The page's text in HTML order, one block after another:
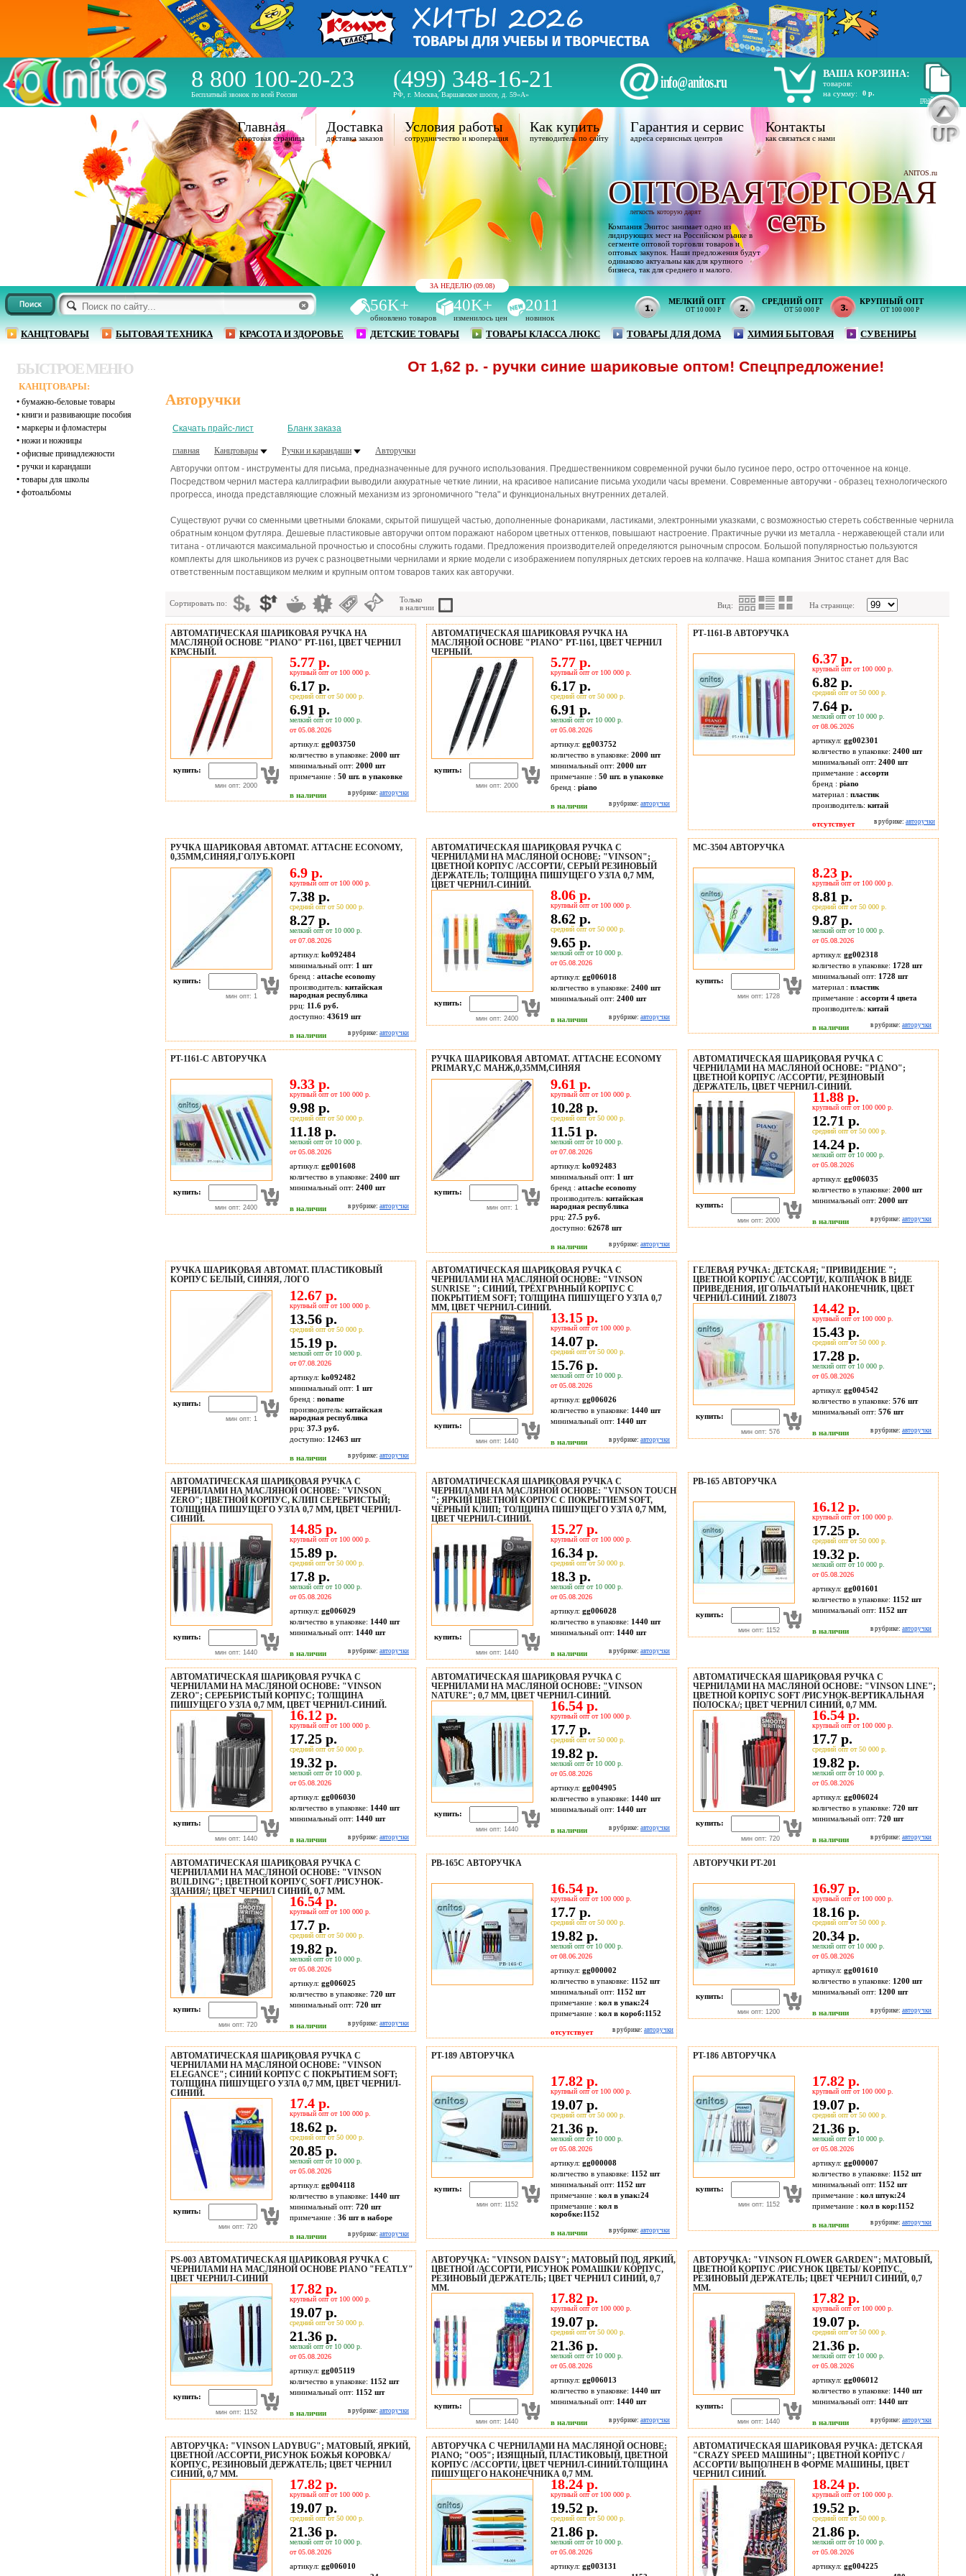
8 800 100-20-23
Бесплатный звонок по всей России
(499) 348-16-21
РФ, г. Москва, Варшавское шоссе, д. 59«А»
info@anitos.ru
ВАША КОРЗИНА:
товаров:
на сумму:
0 р.
прайс лист
ЗА НЕДЕЛЮ (09.08)
56K+
обновлено товаров
40K+
изменилось цен
2011
новинок
МЕЛКИЙ ОПТ
ОТ 10 000 Р
СРЕДНИЙ ОПТ
ОТ 50 000 Р
КРУПНЫЙ ОПТ
ОТ 100 000 Р
КАНЦТОВАРЫ БЫТОВАЯ ТЕХНИКА КРАСОТА И ЗДОРОВЬЕ ДЕТСКИЕ ТОВАРЫ ТОВАРЫ КЛАССА ЛЮКС ТОВАРЫ ДЛЯ ДОМА ХИМИЯ БЫТОВАЯ СУВЕНИРЫ
Главная
стартовая страница
Доставка
доставка заказов
Условия работы
сотрудничество и кооперация
Как купить
путеводитель по сайту
Гарантия и сервис
адреса сервисных центров
Контакты
как связаться с нами
ANITOS.ru
ОПТОВАЯТОРГОВАЯ
легкость которую дарят
Компания Энитос занимает одно из
лидирующих мест на Российском рынке в
сегменте оптовой торговли товаров и
оптовых закупок. Наши предложения будут
одинаково актуальны как для крупного
бизнеса, так для среднего и малого.
сеть
БЫСТРОЕ МЕНЮ
КАНЦТОВАРЫ:
• бумажно-беловые товары
• книги и развивающие пособия
• маркеры и фломастеры
• ножи и ножницы
• офисные принадлежности
• ручки и карандаши
• товары для школы
• фотоальбомы
От 1,62 р. - ручки синие шариковые оптом! Спецпредложение!
Авторучки
Скачать прайс-лист Бланк заказа
главная Канцтовары Ручки и карандаши
Авторучки
Авторучки оптом - инструменты для письма, предназначенные для ручного использования. Предшественником современной ручки было гусиное перо, остро отточенное на конце.
Посредством чернил мастера каллиграфии выводили аккуратные четкие линии, на красивое написание письма уходили часы времени. Современные авторучки - образец технологического
прогресса, иногда представляющие сложный механизм из эргономичного "тела" и функциональных внутренних деталей.
Существуют ручки со сменными цветными блоками, скрытой пишущей частью, дополненные фонариками, ластиками, электронными указками, с возможностью стереть собственные чернила
обратным концом футляра. Дешевые пластиковые авторучки оптом поражают набором цветных оттенков, повышают настроение. Практичные ручки из металла - нержавеющей стали или
титана - отличаются максимальной прочностью и способны служить годами. Предложения производителей определяются рыночным спросом. Большой популярностью пользуются
комплекты для школьников из ручек с разноцветными чернилами и яркие модели с изображением популярных детских героев на колпачке. Наша компания Энитос станет для Вас
ответственным поставщиком мелким и крупным оптом товаров таких как авторучки.
Сортировать по:
Только
в наличии
Вид: На странице:
АВТОМАТИЧЕСКАЯ ШАРИКОВАЯ РУЧКА НА
МАСЛЯНОЙ ОСНОВЕ "PIANO" PT-1161, ЦВЕТ ЧЕРНИЛ
КРАСНЫЙ.
купить:
мин опт: 2000
5.77 р.
крупный опт от 100 000 р.
6.17 р.
средний опт от 50 000 р.
6.91 р.
мелкий опт от 10 000 р.
от 05.08.2026
артикул: gg003750
количество в упаковке: 2000 шт
минимальный опт: 2000 шт
примечание : 50 шт. в упаковке
в наличии в рубрике: авторучки
АВТОМАТИЧЕСКАЯ ШАРИКОВАЯ РУЧКА НА
МАСЛЯНОЙ ОСНОВЕ "PIANO" PT-1161, ЦВЕТ ЧЕРНИЛ
ЧЕРНЫЙ.
купить:
мин опт: 2000
5.77 р.
крупный опт от 100 000 р.
6.17 р.
средний опт от 50 000 р.
6.91 р.
мелкий опт от 10 000 р.
от 05.08.2026
артикул: gg003752
количество в упаковке: 2000 шт
минимальный опт: 2000 шт
примечание : 50 шт. в упаковке
бренд : piano
в наличии в рубрике: авторучки
РТ-1161-В АВТОРУЧКА
6.37 р.
крупный опт от 100 000 р.
6.82 р.
средний опт от 50 000 р.
7.64 р.
мелкий опт от 10 000 р.
от 08.06.2026
артикул: gg002301
количество в упаковке: 2400 шт
минимальный опт: 2400 шт
примечание : ассорти
бренд : piano
материал : пластик
производитель: китай
отсутствует в рубрике: авторучки
РУЧКА ШАРИКОВАЯ АВТОМАТ. ATTACHE ECONOMY,
0,35ММ,СИНЯЯ,ГОЛУБ.КОРП
купить:
мин опт: 1
6.9 р.
крупный опт от 100 000 р.
7.38 р.
средний опт от 50 000 р.
8.27 р.
мелкий опт от 10 000 р.
от 07.08.2026
артикул: ko092484
минимальный опт: 1 шт
бренд : attache economy
производитель: китайская
народная республика
ррц: 11.6 руб.
доступно: 43619 шт
в наличии в рубрике: авторучки
АВТОМАТИЧЕСКАЯ ШАРИКОВАЯ РУЧКА С
ЧЕРНИЛАМИ НА МАСЛЯНОЙ ОСНОВЕ: "VINSON";
ЦВЕТНОЙ КОРПУС /АССОРТИ/, СЕРЫЙ РЕЗИНОВЫЙ
ДЕРЖАТЕЛЬ; ТОЛЩИНА ПИШУЩЕГО УЗЛА 0,7 MM,
ЦВЕТ ЧЕРНИЛ-СИНИЙ.
купить:
мин опт: 2400
8.06 р.
крупный опт от 100 000 р.
8.62 р.
средний опт от 50 000 р.
9.65 р.
мелкий опт от 10 000 р.
от 05.08.2026
артикул: gg006018
количество в упаковке: 2400 шт
минимальный опт: 2400 шт
в наличии в рубрике: авторучки
МС-3504 АВТОРУЧКА
купить:
мин опт: 1728
8.23 р.
крупный опт от 100 000 р.
8.81 р.
средний опт от 50 000 р.
9.87 р.
мелкий опт от 10 000 р.
от 05.08.2026
артикул: gg002318
количество в упаковке: 1728 шт
минимальный опт: 1728 шт
материал : пластик
примечание : ассорти 4 цвета
производитель: китай
в наличии в рубрике: авторучки
PT-1161-C АВТОРУЧКА
купить:
мин опт: 2400
9.33 р.
крупный опт от 100 000 р.
9.98 р.
средний опт от 50 000 р.
11.18 р.
мелкий опт от 10 000 р.
от 05.08.2026
артикул: gg001608
количество в упаковке: 2400 шт
минимальный опт: 2400 шт
в наличии в рубрике: авторучки
РУЧКА ШАРИКОВАЯ АВТОМАТ. ATTACHE ECONOMY
PRIMARY,С МАНЖ,0,35ММ,СИНЯЯ
купить:
мин опт: 1
9.61 р.
крупный опт от 100 000 р.
10.28 р.
средний опт от 50 000 р.
11.51 р.
мелкий опт от 10 000 р.
от 07.08.2026
артикул: ko092483
минимальный опт: 1 шт
бренд : attache economy
производитель: китайская
народная республика
ррц: 27.5 руб.
доступно: 62678 шт
в наличии в рубрике: авторучки
АВТОМАТИЧЕСКАЯ ШАРИКОВАЯ РУЧКА С
ЧЕРНИЛАМИ НА МАСЛЯНОЙ ОСНОВЕ: "PIANO";
ЦВЕТНОЙ КОРПУС /АССОРТИ/, РЕЗИНОВЫЙ
ДЕРЖАТЕЛЬ, ЦВЕТ ЧЕРНИЛ-СИНИЙ.
купить:
мин опт: 2000
11.88 р.
крупный опт от 100 000 р.
12.71 р.
средний опт от 50 000 р.
14.24 р.
мелкий опт от 10 000 р.
от 05.08.2026
артикул: gg006035
количество в упаковке: 2000 шт
минимальный опт: 2000 шт
в наличии в рубрике: авторучки
РУЧКА ШАРИКОВАЯ АВТОМАТ. ПЛАСТИКОВЫЙ
КОРПУС БЕЛЫЙ, СИНЯЯ, ЛОГО
купить:
мин опт: 1
12.67 р.
крупный опт от 100 000 р.
13.56 р.
средний опт от 50 000 р.
15.19 р.
мелкий опт от 10 000 р.
от 07.08.2026
артикул: ko092482
минимальный опт: 1 шт
бренд : noname
производитель: китайская
народная республика
ррц: 37.3 руб.
доступно: 12463 шт
в наличии в рубрике: авторучки
АВТОМАТИЧЕСКАЯ ШАРИКОВАЯ РУЧКА С
ЧЕРНИЛАМИ НА МАСЛЯНОЙ ОСНОВЕ: "VINSON
SUNRISE "; СИНИЙ, ТРЁХГРАННЫЙ КОРПУС С
ПОКРЫТИЕМ SOFT; ТОЛЩИНА ПИШУЩЕГО УЗЛА 0,7
MM, ЦВЕТ ЧЕРНИЛ-СИНИЙ.
купить:
мин опт: 1440
13.15 р.
крупный опт от 100 000 р.
14.07 р.
средний опт от 50 000 р.
15.76 р.
мелкий опт от 10 000 р.
от 05.08.2026
артикул: gg006026
количество в упаковке: 1440 шт
минимальный опт: 1440 шт
в наличии в рубрике: авторучки
ГЕЛЕВАЯ РУЧКА: ДЕТСКАЯ; "ПРИВИДЕНИЕ ";
ЦВЕТНОЙ КОРПУС /АССОРТИ/, КОЛПАЧОК В ВИДЕ
ПРИВЕДЕНИЯ, ИГОЛЬЧАТЫЙ НАКОНЕЧНИК, ЦВЕТ
ЧЕРНИЛ-СИНИЙ. Z18073
купить:
мин опт: 576
14.42 р.
крупный опт от 100 000 р.
15.43 р.
средний опт от 50 000 р.
17.28 р.
мелкий опт от 10 000 р.
от 05.08.2026
артикул: gg004542
количество в упаковке: 576 шт
минимальный опт: 576 шт
в наличии в рубрике: авторучки
АВТОМАТИЧЕСКАЯ ШАРИКОВАЯ РУЧКА С
ЧЕРНИЛАМИ НА МАСЛЯНОЙ ОСНОВЕ: "VINSON
ZERO"; ЦВЕТНОЙ КОРПУС, КЛИП СЕРЕБРИСТЫЙ;
ТОЛЩИНА ПИШУЩЕГО УЗЛА 0,7 MM, ЦВЕТ ЧЕРНИЛ-
СИНИЙ.
купить:
мин опт: 1440
14.85 р.
крупный опт от 100 000 р.
15.89 р.
средний опт от 50 000 р.
17.8 р.
мелкий опт от 10 000 р.
от 05.08.2026
артикул: gg006029
количество в упаковке: 1440 шт
минимальный опт: 1440 шт
в наличии в рубрике: авторучки
АВТОМАТИЧЕСКАЯ ШАРИКОВАЯ РУЧКА С
ЧЕРНИЛАМИ НА МАСЛЯНОЙ ОСНОВЕ: "VINSON TOUCH
"; ЯРКИЙ ЦВЕТНОЙ КОРПУС С ПОКРЫТИЕМ SOFT,
ЧЁРНЫЙ КЛИП; ТОЛЩИНА ПИШУЩЕГО УЗЛА 0,7 MM,
ЦВЕТ ЧЕРНИЛ-СИНИЙ.
купить:
мин опт: 1440
15.27 р.
крупный опт от 100 000 р.
16.34 р.
средний опт от 50 000 р.
18.3 р.
мелкий опт от 10 000 р.
от 05.08.2026
артикул: gg006028
количество в упаковке: 1440 шт
минимальный опт: 1440 шт
в наличии в рубрике: авторучки
PB-165 АВТОРУЧКА
купить:
мин опт: 1152
16.12 р.
крупный опт от 100 000 р.
17.25 р.
средний опт от 50 000 р.
19.32 р.
мелкий опт от 10 000 р.
от 05.08.2026
артикул: gg001601
количество в упаковке: 1152 шт
минимальный опт: 1152 шт
в наличии в рубрике: авторучки
АВТОМАТИЧЕСКАЯ ШАРИКОВАЯ РУЧКА С
ЧЕРНИЛАМИ НА МАСЛЯНОЙ ОСНОВЕ: "VINSON
ZERO"; СЕРЕБРИСТЫЙ КОРПУС; ТОЛЩИНА
ПИШУЩЕГО УЗЛА 0,7 MM, ЦВЕТ ЧЕРНИЛ-СИНИЙ.
купить:
мин опт: 1440
16.12 р.
крупный опт от 100 000 р.
17.25 р.
средний опт от 50 000 р.
19.32 р.
мелкий опт от 10 000 р.
от 05.08.2026
артикул: gg006030
количество в упаковке: 1440 шт
минимальный опт: 1440 шт
в наличии в рубрике: авторучки
АВТОМАТИЧЕСКАЯ ШАРИКОВАЯ РУЧКА С
ЧЕРНИЛАМИ НА МАСЛЯНОЙ ОСНОВЕ: "VINSON
NATURE"; 0,7 MM, ЦВЕТ ЧЕРНИЛ-СИНИЙ.
купить:
мин опт: 1440
16.54 р.
крупный опт от 100 000 р.
17.7 р.
средний опт от 50 000 р.
19.82 р.
мелкий опт от 10 000 р.
от 05.08.2026
артикул: gg004905
количество в упаковке: 1440 шт
минимальный опт: 1440 шт
в наличии в рубрике: авторучки
АВТОМАТИЧЕСКАЯ ШАРИКОВАЯ РУЧКА С
ЧЕРНИЛАМИ НА МАСЛЯНОЙ ОСНОВЕ: "VINSON LINE";
ЦВЕТНОЙ КОРПУС SOFT /РИСУНОК-ВЕРТИКАЛЬНАЯ
ПОЛОСКА/; ЦВЕТ ЧЕРНИЛ СИНИЙ, 0,7 MM.
купить:
мин опт: 720
16.54 р.
крупный опт от 100 000 р.
17.7 р.
средний опт от 50 000 р.
19.82 р.
мелкий опт от 10 000 р.
от 05.08.2026
артикул: gg006024
количество в упаковке: 720 шт
минимальный опт: 720 шт
в наличии в рубрике: авторучки
АВТОМАТИЧЕСКАЯ ШАРИКОВАЯ РУЧКА С
ЧЕРНИЛАМИ НА МАСЛЯНОЙ ОСНОВЕ: "VINSON
BUILDING"; ЦВЕТНОЙ КОРПУС SOFT /РИСУНОК-
ЗДАНИЯ/; ЦВЕТ ЧЕРНИЛ СИНИЙ, 0,7 MM.
купить:
мин опт: 720
16.54 р.
крупный опт от 100 000 р.
17.7 р.
средний опт от 50 000 р.
19.82 р.
мелкий опт от 10 000 р.
от 05.08.2026
артикул: gg006025
количество в упаковке: 720 шт
минимальный опт: 720 шт
в наличии в рубрике: авторучки
PB-165C АВТОРУЧКА
16.54 р.
крупный опт от 100 000 р.
17.7 р.
средний опт от 50 000 р.
19.82 р.
мелкий опт от 10 000 р.
от 08.06.2026
артикул: gg000002
количество в упаковке: 1152 шт
минимальный опт: 1152 шт
примечание : кол в упак:24
примечание : кол в короб:1152
отсутствует в рубрике: авторучки
АВТОРУЧКИ PT-201
купить:
мин опт: 1200
16.97 р.
крупный опт от 100 000 р.
18.16 р.
средний опт от 50 000 р.
20.34 р.
мелкий опт от 10 000 р.
от 05.08.2026
артикул: gg001610
количество в упаковке: 1200 шт
минимальный опт: 1200 шт
в наличии в рубрике: авторучки
АВТОМАТИЧЕСКАЯ ШАРИКОВАЯ РУЧКА С
ЧЕРНИЛАМИ НА МАСЛЯНОЙ ОСНОВЕ: "VINSON
ELEGANCE"; СИНИЙ КОРПУС С ПОКРЫТИЕМ SOFT;
ТОЛЩИНА ПИШУЩЕГО УЗЛА 0,7 MM, ЦВЕТ ЧЕРНИЛ-
СИНИЙ.
купить:
мин опт: 720
17.4 р.
крупный опт от 100 000 р.
18.62 р.
средний опт от 50 000 р.
20.85 р.
мелкий опт от 10 000 р.
от 05.08.2026
артикул: gg004118
количество в упаковке: 1440 шт
минимальный опт: 720 шт
примечание : 36 шт в наборе
в наличии в рубрике: авторучки
PT-189 АВТОРУЧКА
купить:
мин опт: 1152
17.82 р.
крупный опт от 100 000 р.
19.07 р.
средний опт от 50 000 р.
21.36 р.
мелкий опт от 10 000 р.
от 05.08.2026
артикул: gg000008
количество в упаковке: 1152 шт
минимальный опт: 1152 шт
примечание : кол в упак:24
примечание : кол в
коробке:1152
в наличии в рубрике: авторучки
PT-186 АВТОРУЧКА
купить:
мин опт: 1152
17.82 р.
крупный опт от 100 000 р.
19.07 р.
средний опт от 50 000 р.
21.36 р.
мелкий опт от 10 000 р.
от 05.08.2026
артикул: gg000007
количество в упаковке: 1152 шт
минимальный опт: 1152 шт
примечание : кол штук:24
примечание : кол в кор:1152
в наличии в рубрике: авторучки
PS-003 АВТОМАТИЧЕСКАЯ ШАРИКОВАЯ РУЧКА С
ЧЕРНИЛАМИ НА МАСЛЯНОЙ ОСНОВЕ PIANO "FEATLY"
ЦВЕТ ЧЕРНИЛ-СИНИЙ
купить:
мин опт: 1152
17.82 р.
крупный опт от 100 000 р.
19.07 р.
средний опт от 50 000 р.
21.36 р.
мелкий опт от 10 000 р.
от 05.08.2026
артикул: gg005119
количество в упаковке: 1152 шт
минимальный опт: 1152 шт
в наличии в рубрике: авторучки
АВТОРУЧКА: "VINSON DAISY"; МАТОВЫЙ ПОД, ЯРКИЙ,
ЦВЕТНОЙ /АССОРТИ, РИСУНОК РОМАШКИ/ КОРПУС,
РЕЗИНОВЫЙ ДЕРЖАТЕЛЬ; ЦВЕТ ЧЕРНИЛ СИНИЙ, 0,7
MM.
купить:
мин опт: 1440
17.82 р.
крупный опт от 100 000 р.
19.07 р.
средний опт от 50 000 р.
21.36 р.
мелкий опт от 10 000 р.
от 05.08.2026
артикул: gg006013
количество в упаковке: 1440 шт
минимальный опт: 1440 шт
в наличии в рубрике: авторучки
АВТОРУЧКА: "VINSON FLOWER GARDEN"; МАТОВЫЙ,
ЦВЕТНОЙ КОРПУС /РИСУНОК ЦВЕТЫ/ КОРПУС,
РЕЗИНОВЫЙ ДЕРЖАТЕЛЬ; ЦВЕТ ЧЕРНИЛ СИНИЙ, 0,7
MM.
купить:
мин опт: 1440
17.82 р.
крупный опт от 100 000 р.
19.07 р.
средний опт от 50 000 р.
21.36 р.
мелкий опт от 10 000 р.
от 05.08.2026
артикул: gg006012
количество в упаковке: 1440 шт
минимальный опт: 1440 шт
в наличии в рубрике: авторучки
АВТОРУЧКА: "VINSON LADYBUG"; МАТОВЫЙ, ЯРКИЙ,
ЦВЕТНОЙ /АССОРТИ, РИСУНОК БОЖЬЯ КОРОВКА/
КОРПУС, РЕЗИНОВЫЙ ДЕРЖАТЕЛЬ; ЦВЕТ ЧЕРНИЛ
СИНИЙ, 0,7 MM.
17.82 р.
крупный опт от 100 000 р.
19.07 р.
средний опт от 50 000 р.
21.36 р.
мелкий опт от 10 000 р.
от 05.08.2026
артикул: gg006010
АВТОРУЧКА С ЧЕРНИЛАМИ НА МАСЛЯНОЙ ОСНОВЕ:
PIANO; "OO5"; ИЗЯЩНЫЙ, ПЛАСТИКОВЫЙ, ЦВЕТНОЙ
КОРПУС /АССОРТИ/, ЦВЕТ ЧЕРНИЛ-СИНИЙ.ТОЛЩИНА
ПИШУЩЕГО НАКОНЕЧНИКА 0,7 MM.
18.24 р.
крупный опт от 100 000 р.
19.52 р.
средний опт от 50 000 р.
21.86 р.
мелкий опт от 10 000 р.
от 05.08.2026
артикул: gg003131
АВТОМАТИЧЕСКАЯ ШАРИКОВАЯ РУЧКА: ДЕТСКАЯ
"CRAZY SPEED МАШИНЫ"; ЦВЕТНОЙ КОРПУС /
АССОРТИ/ ВЫПОЛНЕН В ФОРМЕ МАШИНЫ, ЦВЕТ
ЧЕРНИЛ СИНИЙ.
18.24 р.
крупный опт от 100 000 р.
19.52 р.
средний опт от 50 000 р.
21.86 р.
мелкий опт от 10 000 р.
от 05.08.2026
артикул: gg004225